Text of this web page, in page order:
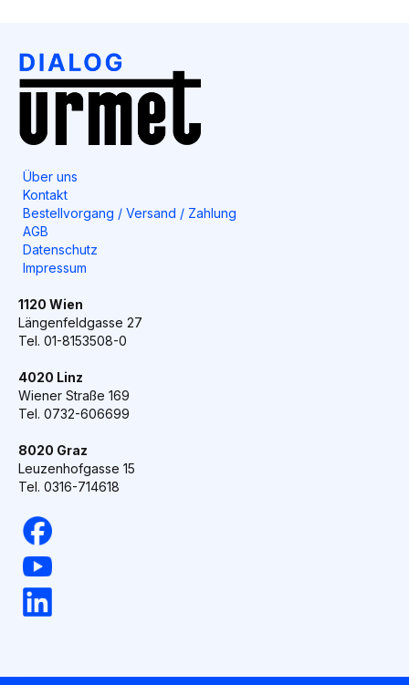
Über uns
Kontakt
Bestellvorgang / Versand / Zahlung
AGB
Datenschutz
Impressum
1120 Wien
Längenfeldgasse 27
Tel. 01-8153508-0
4020 Linz
Wiener Straße 169
Tel. 0732-606699
8020 Graz
Leuzenhofgasse 15
Tel. 0316-714618